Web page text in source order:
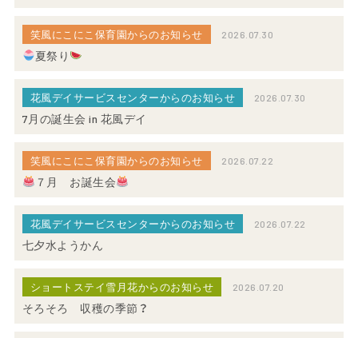
笑風にこにこ保育園からのお知らせ 2026.07.30
夏祭り
花風デイサービスセンターからのお知らせ 2026.07.30
7月の誕生会 in 花風デイ
笑風にこにこ保育園からのお知らせ 2026.07.22
７月 お誕生会
花風デイサービスセンターからのお知らせ 2026.07.22
七夕水ようかん
ショートステイ雪月花からのお知らせ 2026.07.20
そろそろ 収穫の季節？